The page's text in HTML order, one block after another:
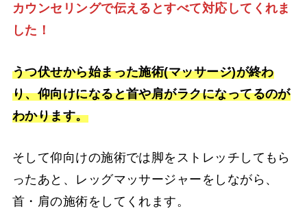
カウンセリングで伝えるとすべて対応してくれま
した！
うつ伏せから始まった施術(マッサージ)が終わ
り、仰向けになると首や肩がラクになってるのが
わかります。
そして仰向けの施術では脚をストレッチしてもら
ったあと、レッグマッサージャーをしながら、
首・肩の施術をしてくれます。